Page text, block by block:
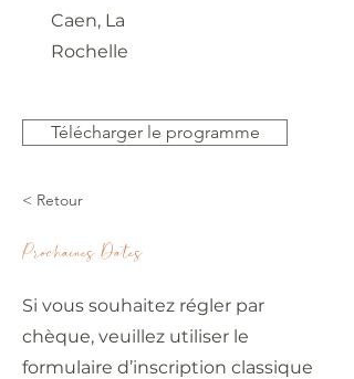
Caen, La
Rochelle
Télécharger le programme
< Retour
Prochaines Dates
Si vous souhaitez régler par
chèque, veuillez utiliser le
formulaire d’inscription classique